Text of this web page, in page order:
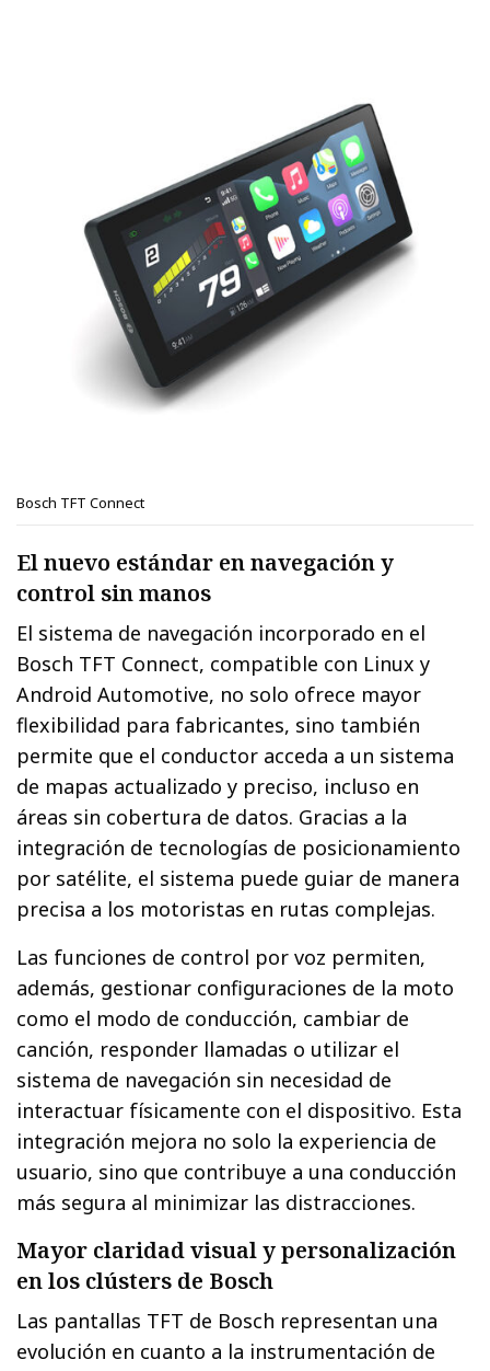
Bosch TFT Connect
El nuevo estándar en navegación y
control sin manos
El sistema de navegación incorporado en el
Bosch TFT Connect, compatible con Linux y
Android Automotive, no solo ofrece mayor
flexibilidad para fabricantes, sino también
permite que el conductor acceda a un sistema
de mapas actualizado y preciso, incluso en
áreas sin cobertura de datos. Gracias a la
integración de tecnologías de posicionamiento
por satélite, el sistema puede guiar de manera
precisa a los motoristas en rutas complejas.
Las funciones de control por voz permiten,
además, gestionar configuraciones de la moto
como el modo de conducción, cambiar de
canción, responder llamadas o utilizar el
sistema de navegación sin necesidad de
interactuar físicamente con el dispositivo. Esta
integración mejora no solo la experiencia de
usuario, sino que contribuye a una conducción
más segura al minimizar las distracciones.
Mayor claridad visual y personalización
en los clústers de Bosch
Las pantallas TFT de Bosch representan una
evolución en cuanto a la instrumentación de